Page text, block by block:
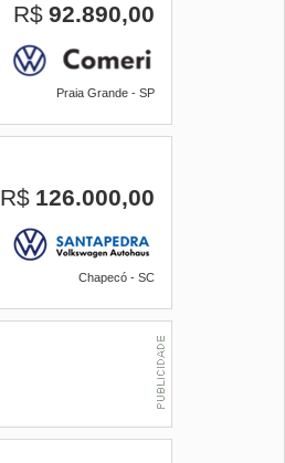
R$ 92.890,00
Praia Grande - SP
R$ 126.000,00
Chapecó - SC